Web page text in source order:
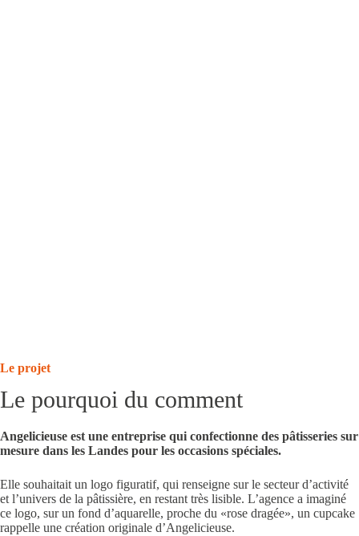
Le projet
Le pourquoi du comment
Angelicieuse est une entreprise qui confectionne des pâtisseries sur
mesure dans les Landes pour les occasions spéciales.
Elle souhaitait un logo figuratif, qui renseigne sur le secteur d’activité
et l’univers de la pâtissière, en restant très lisible. L’agence a imaginé
ce logo, sur un fond d’aquarelle, proche du «rose dragée», un cupcake
rappelle une création originale d’Angelicieuse.